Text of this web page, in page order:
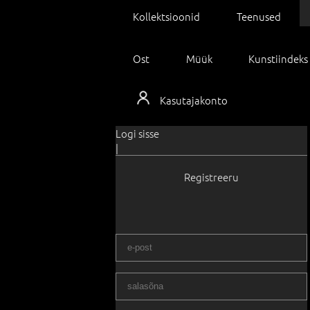
Kollektsioonid Teenused
Ost Müük Kunstiindeks
Kasutajakonto
Logi sisse
|
Registreeru